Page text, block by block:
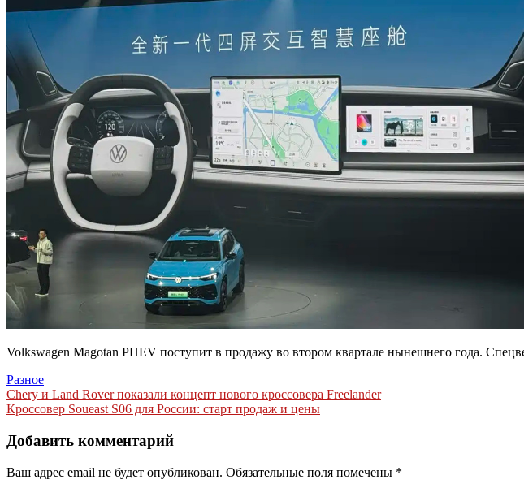
Volkswagen Magotan PHEV поступит в продажу во втором квартале нынешнего года.
Разное
Навигация
по
записям
Chery и Land Rover показали концепт нового кроссовера Freelander
Кроссовер Soueast S06 для России: старт продаж и цены
Добавить комментарий
Ваш адрес email не будет опубликован. Обязательные поля помечены *